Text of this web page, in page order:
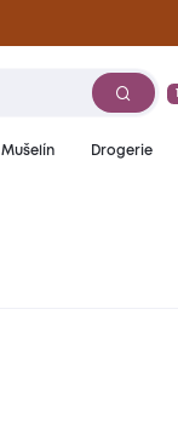
Mušelín Drogerie